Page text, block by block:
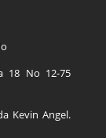
18 No 12-75
Kevin Angel.